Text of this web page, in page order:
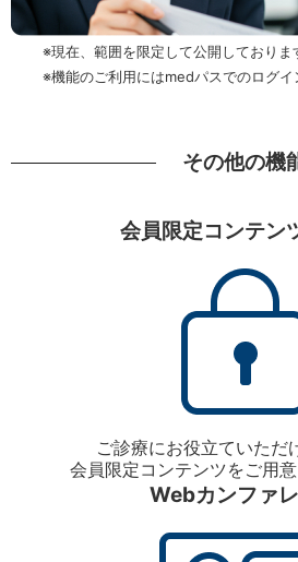
※現在、範囲を限定して公開しておりま
※機能のご利用にはmedパスでのログイ
その他の機
会員限定コンテン
ご診療にお役立ていただ
会員限定コンテンツをご用意
Webカンファ